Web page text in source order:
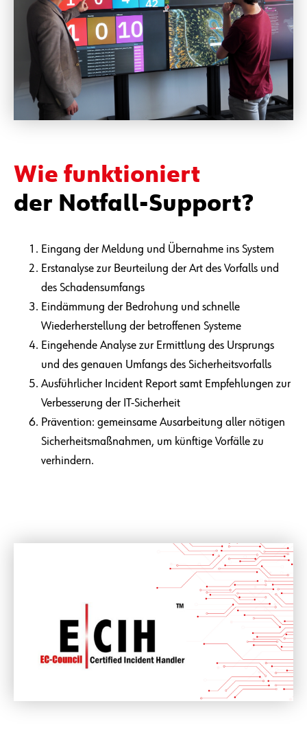
Wie funktioniert
der Notfall-Support?
Eingang der Meldung und Übernahme ins System
Erstanalyse zur Beurteilung der Art des Vorfalls und
des Schadensumfangs
Eindämmung der Bedrohung und schnelle
Wiederherstellung der betroffenen Systeme
Eingehende Analyse zur Ermittlung des Ursprungs
und des genauen Umfangs des Sicherheitsvorfalls
Ausführlicher Incident Report samt Empfehlungen zur
Verbesserung der IT-Sicherheit
Prävention: gemeinsame Ausarbeitung aller nötigen
Sicherheitsmaßnahmen, um künftige Vorfälle zu
verhindern.